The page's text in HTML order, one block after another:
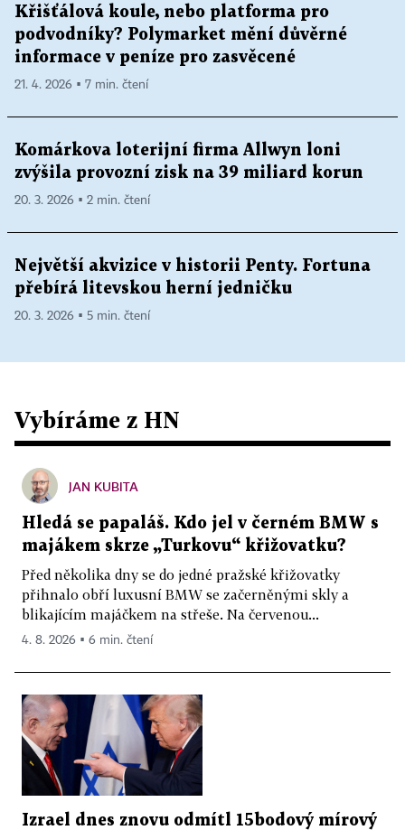
Křišťálová koule, nebo platforma pro
podvodníky? Polymarket mění důvěrné
informace v peníze pro zasvěcené
21. 4. 2026 ▪ 7 min. čtení
Komárkova loterijní firma Allwyn loni
zvýšila provozní zisk na 39 miliard korun
20. 3. 2026 ▪ 2 min. čtení
Největší akvizice v historii Penty. Fortuna
přebírá litevskou herní jedničku
20. 3. 2026 ▪ 5 min. čtení
Vybíráme z HN
JAN KUBITA
Hledá se papaláš. Kdo jel v černém BMW s
majákem skrze „Turkovu“ křižovatku?
Před několika dny se do jedné pražské křižovatky
přihnalo obří luxusní BMW se začerněnými skly a
blikajícím majáčkem na střeše. Na červenou...
4. 8. 2026 ▪ 6 min. čtení
Izrael dnes znovu odmítl 15bodový mírový